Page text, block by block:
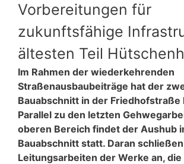
Vorbereitungen für
zukunftsfähige
ältesten Teil
Im Rahmen der wiederkehrenden
Straßenausbaubeiträge hat der
Bauabschnitt in der Friedhofstraße
Parallel zu den letzten
oberen Bereich findet der Aushub
Bauabschnitt statt. Daran
Leitungsarbeiten der Werke an,